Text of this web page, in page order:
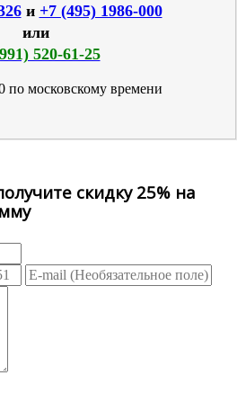
и +7 (495) 1986-000
или
520-61-25
по московскому времени
скидку 25% на